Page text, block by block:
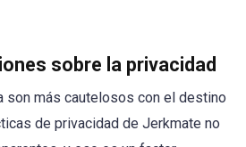
sobre la privacidad
son más cautelosos con el destino
de privacidad de Jerkmate no